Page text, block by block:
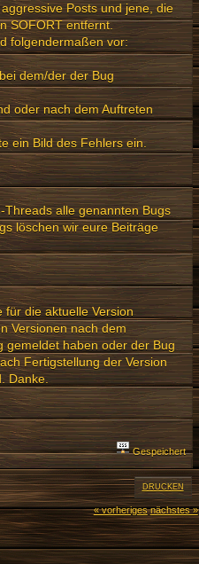
Posts und jene, die
SOFORT entfernt.
folgendermaßen vor:
dem/der der Bug
oder nach dem Auftreten
ein Bild des Fehlers ein.
alle genannten Bugs
löschen wir eure Beiträge
für die aktuelle Version
Versionen nach dem
gemeldet haben oder der Bug
Fertigstellung der Version
Danke.
Gespeichert
DRUCKEN
« vorheriges nächstes »